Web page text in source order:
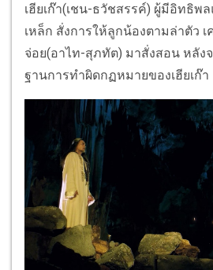
เฮียเก๊า(เชน-ธวัชสรรค์) ผู้มีอิทธิพ
เหล็ก สั่งการให้ลูกน้องตามล่าตัว
จ่อย(อาไท-สุภทัต) มาสั่งสอน หลัง
ฐานการทำผิดกฏหมายของเฮียเก๊า